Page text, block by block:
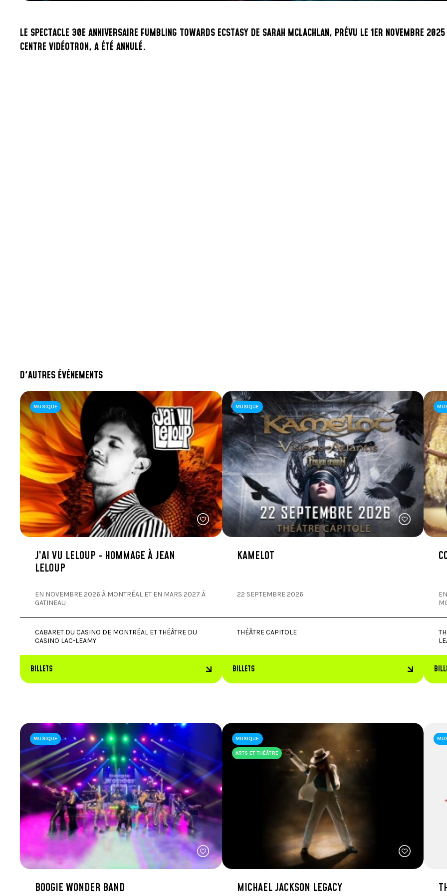
LE SPECTACLE 30E ANNIVERSAIRE FUMBLING TOWARDS ECSTASY DE SARAH MCLACHLAN, PRÉVU LE 1ER NOVEMBRE
CENTRE VIDÉOTRON, A ÉTÉ ANNULÉ.
D'AUTRES ÉVÉNEMENTS
MUSIQUE
J’AI VU LELOUP - HOMMAGE À JEAN
LELOUP
EN NOVEMBRE 2026 À MONTRÉAL ET EN MARS 2027 À
GATINEAU
CABARET DU CASINO DE MONTRÉAL ET THÉÂTRE DU
CASINO LAC-LEAMY
BILLETS
MUSIQUE
KAMELOT
22 SEPTEMBRE 2026
THÉÂTRE CAPITOLE
BILLETS
MUSIQUE
BOOGIE WONDER BAND
MUSIQUE
ARTS ET THÉÂTRE
MICHAEL JACKSON LEGACY